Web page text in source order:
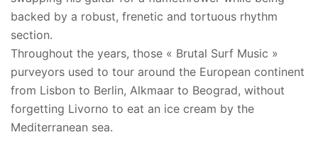
backed by a robust, frenetic and tortuous rhythm
section.
Throughout the years, those « Brutal Surf Music »
purveyors used to tour around the European continent
from Lisbon to Berlin, Alkmaar to Beograd, without
forgetting Livorno to eat an ice cream by the
Mediterranean sea.